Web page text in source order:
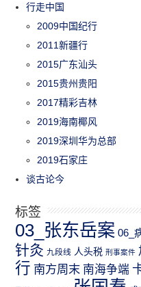
行走中国
2009中国纪行
2011新疆行
2015广东汕头
2015贵州贵阳
2017精彩吉林
2019海南椰风
2019深圳华为总部
2019石家庄
谈古论今
标签
03_张东岳案 06_
针灸 九段线 人头税 刑事案件
行 南方周末 南海争端